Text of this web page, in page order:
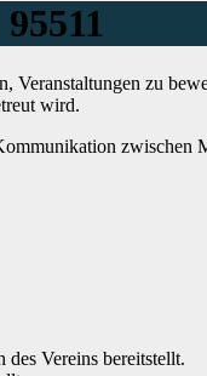
zu
wird.
zwischen
Vereins bereitstellt.